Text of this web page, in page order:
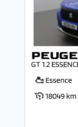
GT 1.2
Essence
18049 km